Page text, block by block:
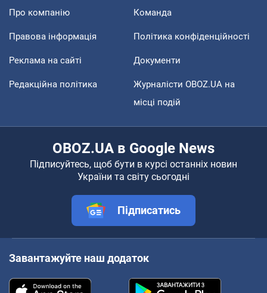
Про компанію Команда
Правова інформація Політика конфіденційності
Реклама на сайті Документи
Редакційна політика
Журналісти OBOZ.UA на
місці подій
OBOZ.UA в Google News
Підписуйтесь, щоб бути в курсі останніх новин
України та світу сьогодні
Підписатись
Завантажуйте наш додаток